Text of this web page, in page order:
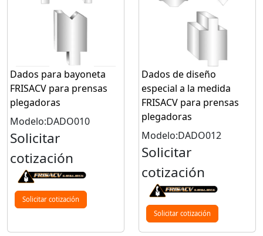
Dados para bayoneta
FRISACV para prensas
plegadoras
Modelo:DADO010
Solicitar
cotización
Solicitar cotización
Dados de diseño
especial a la medida
FRISACV para prensas
plegadoras
Modelo:DADO012
Solicitar
cotización
Solicitar cotización